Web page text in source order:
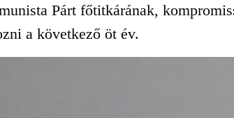
Párt főtitkárának,
a következő öt év.